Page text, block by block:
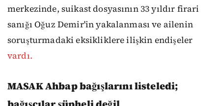
merkezinde, suikast dosyasının 33 yıldır firari
sanığı Oğuz Demir'in yakalanması ve ailenin
soruşturmadaki eksikliklere ilişkin endişeler
vardı.
MASAK Ahbap bağışlarını listeledi;